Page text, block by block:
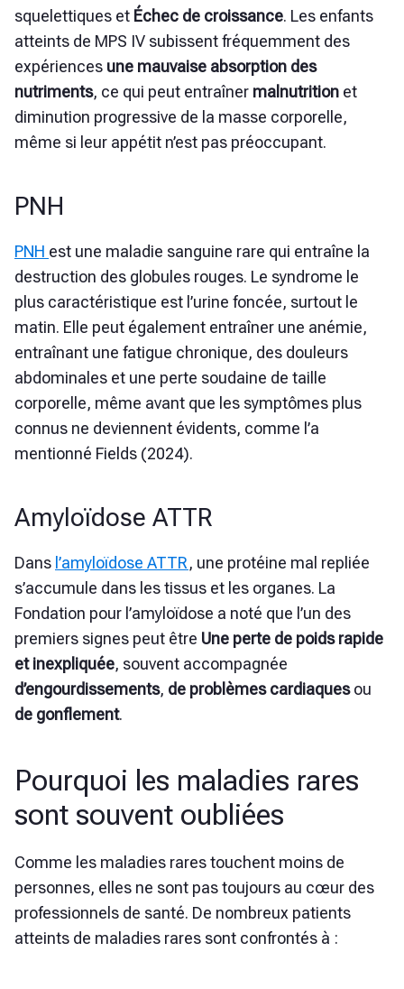
squelettiques et Échec de croissance. Les enfants
atteints de MPS IV subissent fréquemment des
expériences une mauvaise absorption des
nutriments, ce qui peut entraîner malnutrition et
diminution progressive de la masse corporelle,
même si leur appétit n’est pas préoccupant.
PNH
PNH est une maladie sanguine rare qui entraîne la
destruction des globules rouges. Le syndrome le
plus caractéristique est l’urine foncée, surtout le
matin. Elle peut également entraîner une anémie,
entraînant une fatigue chronique, des douleurs
abdominales et une perte soudaine de taille
corporelle, même avant que les symptômes plus
connus ne deviennent évidents, comme l’a
mentionné Fields (2024).
Amyloïdose ATTR
Dans l’amyloïdose ATTR, une protéine mal repliée
s’accumule dans les tissus et les organes. La
Fondation pour l’amyloïdose a noté que l’un des
premiers signes peut être Une perte de poids rapide
et inexpliquée, souvent accompagnée
d’engourdissements, de problèmes cardiaques ou
de gonflement.
Pourquoi les maladies rares
sont souvent oubliées
Comme les maladies rares touchent moins de
personnes, elles ne sont pas toujours au cœur des
professionnels de santé. De nombreux patients
atteints de maladies rares sont confrontés à :